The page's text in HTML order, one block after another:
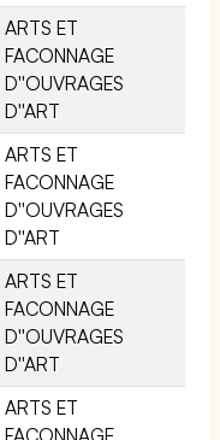
ARTS ET
FACONNAGE
D''OUVRAGES
D''ART
ARTS ET
FACONNAGE
D''OUVRAGES
D''ART
ARTS ET
FACONNAGE
D''OUVRAGES
D''ART
ARTS ET
FACONNAGE